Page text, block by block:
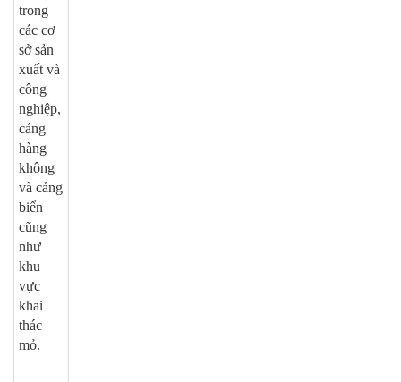
trong
các cơ
sở sản
xuất và
công
nghiệp,
cảng
hàng
không
và cảng
biển
cũng
như
khu
vực
khai
thác
mỏ.